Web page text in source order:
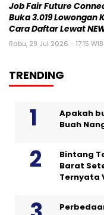
Job Fair Future
Buka 3.019 Lowongan
Cara Daftar Lewat
Rabu, 29 Jul 2026 - 17:15 WIB
TRENDING
Apakah
Buah
Bintang
Barat
Ternyata